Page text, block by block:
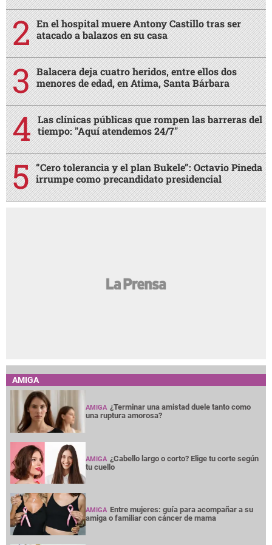
En el hospital muere Antony Castillo tras ser
atacado a balazos en su casa
Balacera deja cuatro heridos, entre ellos dos
menores de edad, en Atima, Santa Bárbara
Las clínicas públicas que rompen las barreras del
tiempo: "Aquí atendemos 24/7"
“Cero tolerancia y el plan Bukele”: Octavio Pineda
irrumpe como precandidato presidencial
AMIGA
AMIGA ¿Terminar una amistad duele tanto como
una ruptura amorosa?
AMIGA ¿Cabello largo o corto? Elige tu corte según
tu cuello
AMIGA Entre mujeres: guía para acompañar a su
amiga o familiar con cáncer de mama